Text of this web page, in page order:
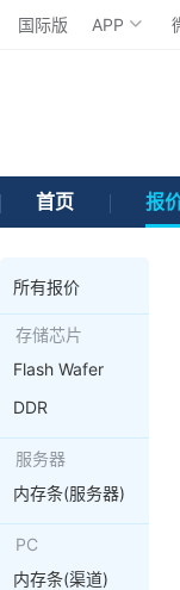
国际版 APP
首页 报
所有报价
存储芯片
Flash Wafer
DDR
服务器
内存条(服务器)
PC
内存条(渠道)